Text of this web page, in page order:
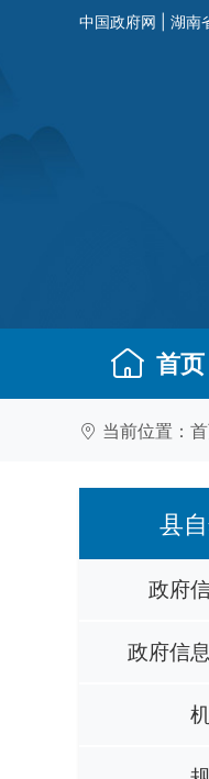
中国政府网 湖南
首页
当前位置：
县
政府
政府信